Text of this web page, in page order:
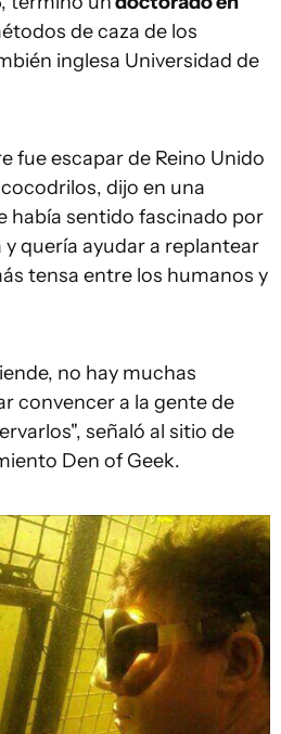
de caza de los
inglesa Universidad de
fue escapar de Reino Unido
dijo en una
había sentido fascinado por
quería ayudar a replantear
tensa entre los humanos y
no hay muchas
convencer a la gente de
señaló al sitio de
Den of Geek.